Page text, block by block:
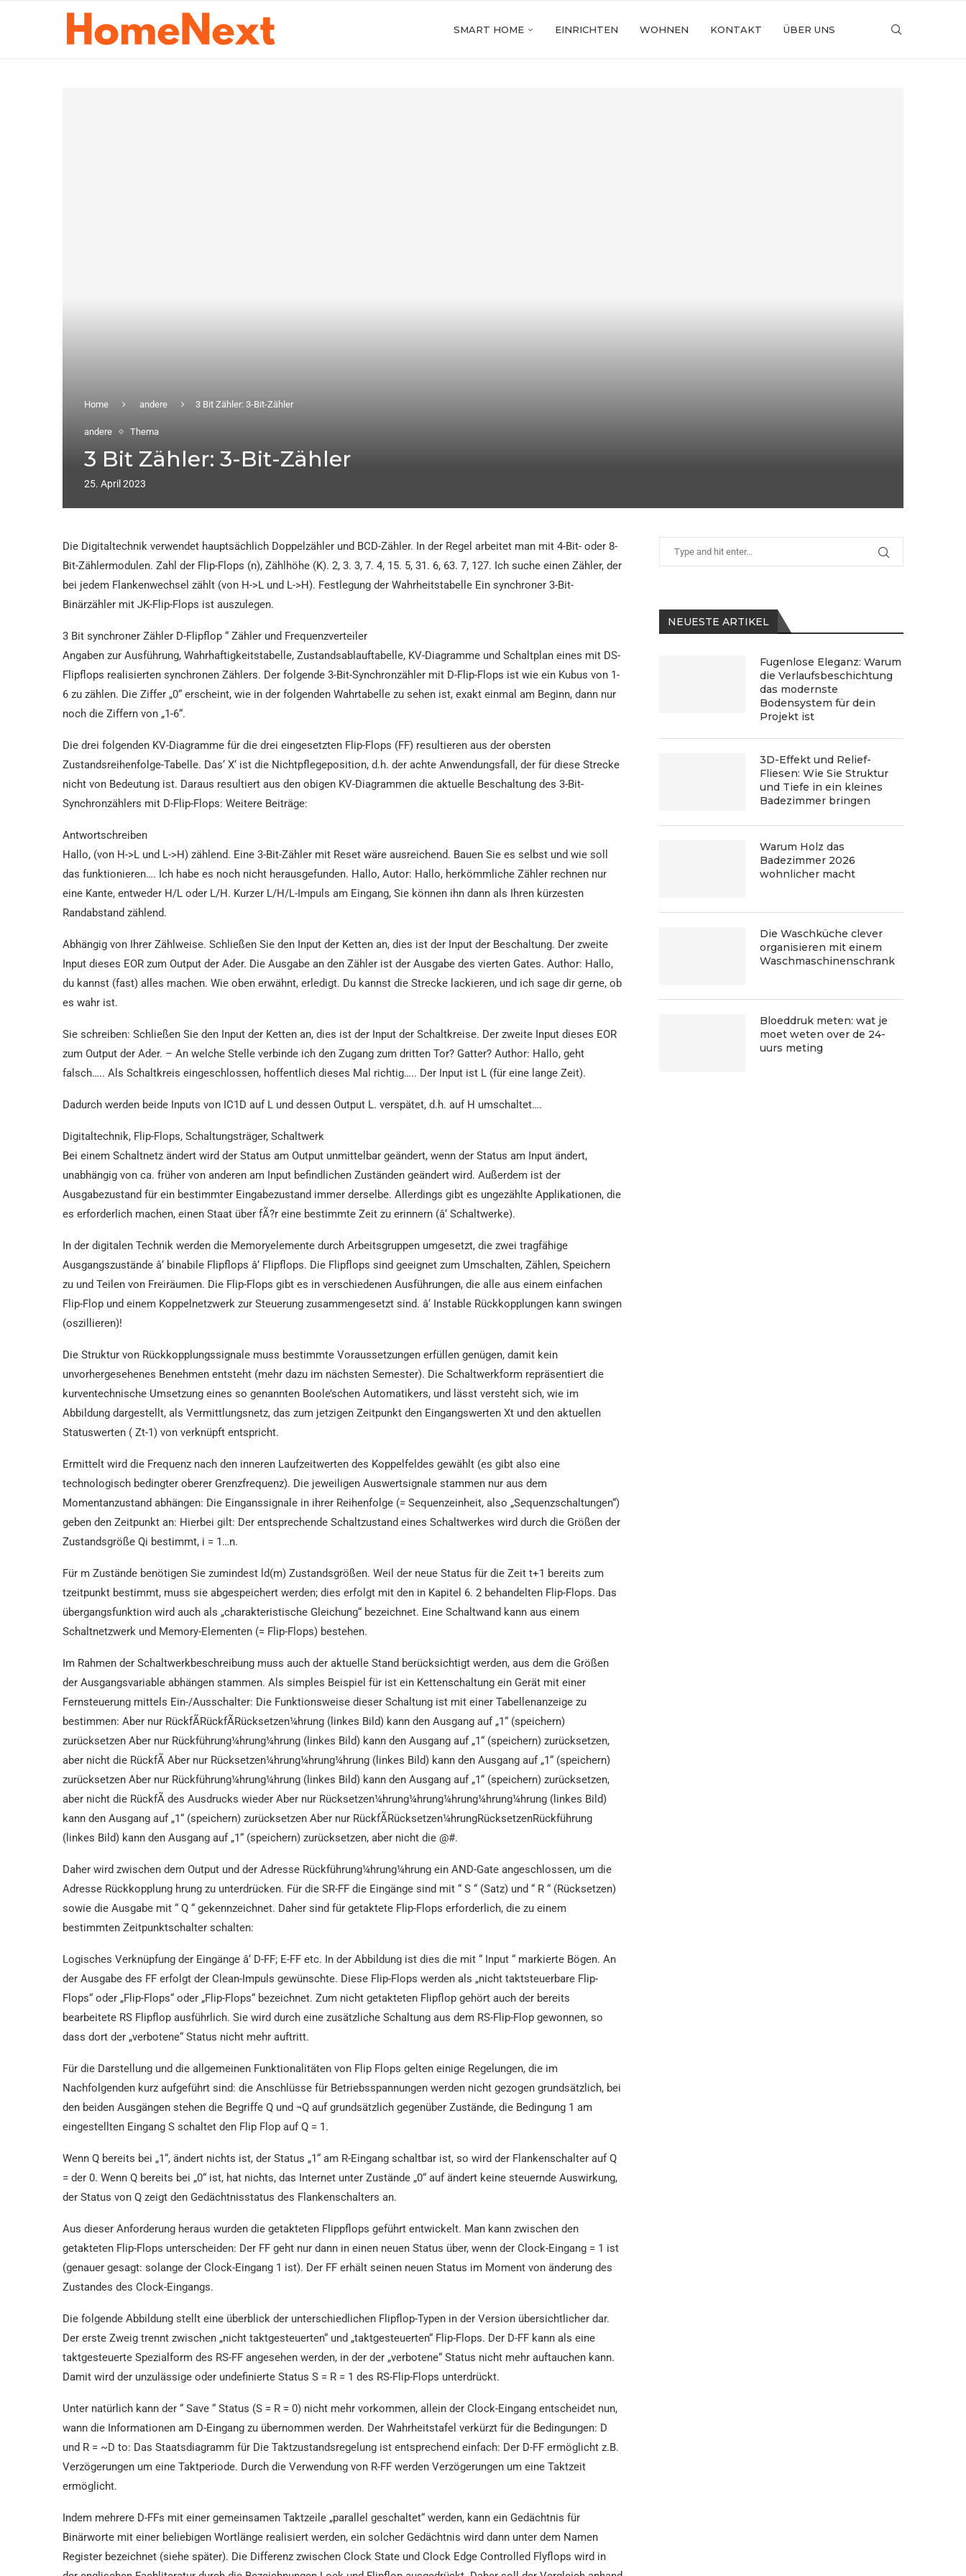
SMART HOME EINRICHTEN WOHNEN KONTAKT ÜBER UNS
Home andere 3 Bit Zähler: 3-Bit-Zähler
andere Thema
3 Bit Zähler: 3-Bit-Zähler
25. April 2023
Die Digitaltechnik verwendet hauptsächlich Doppelzähler und BCD-Zähler. In der Regel arbeitet man mit 4-Bit- oder 8-
Bit-Zählermodulen. Zahl der Flip-Flops (n), Zählhöhe (K). 2, 3. 3, 7. 4, 15. 5, 31. 6, 63. 7, 127. Ich suche einen Zähler, der
bei jedem Flankenwechsel zählt (von H->L und L->H). Festlegung der Wahrheitstabelle Ein synchroner 3-Bit-
Binärzähler mit JK-Flip-Flops ist auszulegen.
3 Bit synchroner Zähler D-Flipflop “ Zähler und Frequenzverteiler
Angaben zur Ausführung, Wahrhaftigkeitstabelle, Zustandsablauftabelle, KV-Diagramme und Schaltplan eines mit DS-
Flipflops realisierten synchronen Zählers. Der folgende 3-Bit-Synchronzähler mit D-Flip-Flops ist wie ein Kubus von 1-
6 zu zählen. Die Ziffer „0“ erscheint, wie in der folgenden Wahrtabelle zu sehen ist, exakt einmal am Beginn, dann nur
noch die Ziffern von „1-6“.
Die drei folgenden KV-Diagramme für die drei eingesetzten Flip-Flops (FF) resultieren aus der obersten
Zustandsreihenfolge-Tabelle. Das‘ X‘ ist die Nichtpflegeposition, d.h. der achte Anwendungsfall, der für diese Strecke
nicht von Bedeutung ist. Daraus resultiert aus den obigen KV-Diagrammen die aktuelle Beschaltung des 3-Bit-
Synchronzählers mit D-Flip-Flops: Weitere Beiträge:
Antwortschreiben
Hallo, (von H->L und L->H) zählend. Eine 3-Bit-Zähler mit Reset wäre ausreichend. Bauen Sie es selbst und wie soll
das funktionieren…. Ich habe es noch nicht herausgefunden. Hallo, Autor: Hallo, herkömmliche Zähler rechnen nur
eine Kante, entweder H/L oder L/H. Kurzer L/H/L-Impuls am Eingang, Sie können ihn dann als Ihren kürzesten
Randabstand zählend.
Abhängig von Ihrer Zählweise. Schließen Sie den Input der Ketten an, dies ist der Input der Beschaltung. Der zweite
Input dieses EOR zum Output der Ader. Die Ausgabe an den Zähler ist der Ausgabe des vierten Gates. Author: Hallo,
du kannst (fast) alles machen. Wie oben erwähnt, erledigt. Du kannst die Strecke lackieren, und ich sage dir gerne, ob
es wahr ist.
Sie schreiben: Schließen Sie den Input der Ketten an, dies ist der Input der Schaltkreise. Der zweite Input dieses EOR
zum Output der Ader. – An welche Stelle verbinde ich den Zugang zum dritten Tor? Gatter? Author: Hallo, geht
falsch….. Als Schaltkreis eingeschlossen, hoffentlich dieses Mal richtig….. Der Input ist L (für eine lange Zeit).
Dadurch werden beide Inputs von IC1D auf L und dessen Output L. verspätet, d.h. auf H umschaltet….
Digitaltechnik, Flip-Flops, Schaltungsträger, Schaltwerk
Bei einem Schaltnetz ändert wird der Status am Output unmittelbar geändert, wenn der Status am Input ändert,
unabhängig von ca. früher von anderen am Input befindlichen Zuständen geändert wird. Außerdem ist der
Ausgabezustand für ein bestimmter Eingabezustand immer derselbe. Allerdings gibt es ungezählte Applikationen, die
es erforderlich machen, einen Staat über fÃ?r eine bestimmte Zeit zu erinnern (â‘ Schaltwerke).
In der digitalen Technik werden die Memoryelemente durch Arbeitsgruppen umgesetzt, die zwei tragfähige
Ausgangszustände â‘ binabile Flipflops â‘ Flipflops. Die Flipflops sind geeignet zum Umschalten, Zählen, Speichern
zu und Teilen von Freiräumen. Die Flip-Flops gibt es in verschiedenen Ausführungen, die alle aus einem einfachen
Flip-Flop und einem Koppelnetzwerk zur Steuerung zusammengesetzt sind. â‘ Instable Rückkopplungen kann swingen
(oszillieren)!
Die Struktur von Rückkopplungssignale muss bestimmte Voraussetzungen erfüllen genügen, damit kein
unvorhergesehenes Benehmen entsteht (mehr dazu im nächsten Semester). Die Schaltwerkform repräsentiert die
kurventechnische Umsetzung eines so genannten Boole’schen Automatikers, und lässt versteht sich, wie im
Abbildung dargestellt, als Vermittlungsnetz, das zum jetzigen Zeitpunkt den Eingangswerten Xt und den aktuellen
Statuswerten ( Zt-1) von verknüpft entspricht.
Ermittelt wird die Frequenz nach den inneren Laufzeitwerten des Koppelfeldes gewählt (es gibt also eine
technologisch bedingter oberer Grenzfrequenz). Die jeweiligen Auswertsignale stammen nur aus dem
Momentanzustand abhängen: Die Einganssignale in ihrer Reihenfolge (= Sequenzeinheit, also „Sequenzschaltungen“)
geben den Zeitpunkt an: Hierbei gilt: Der entsprechende Schaltzustand eines Schaltwerkes wird durch die Größen der
Zustandsgröße Qi bestimmt, i = 1…n.
Für m Zustände benötigen Sie zumindest ld(m) Zustandsgrößen. Weil der neue Status für die Zeit t+1 bereits zum
tzeitpunkt bestimmt, muss sie abgespeichert werden; dies erfolgt mit den in Kapitel 6. 2 behandelten Flip-Flops. Das
übergangsfunktion wird auch als „charakteristische Gleichung“ bezeichnet. Eine Schaltwand kann aus einem
Schaltnetzwerk und Memory-Elementen (= Flip-Flops) bestehen.
Im Rahmen der Schaltwerkbeschreibung muss auch der aktuelle Stand berücksichtigt werden, aus dem die Größen
der Ausgangsvariable abhängen stammen. Als simples Beispiel für ist ein Kettenschaltung ein Gerät mit einer
Fernsteuerung mittels Ein-/Ausschalter: Die Funktionsweise dieser Schaltung ist mit einer Tabellenanzeige zu
bestimmen: Aber nur RückfÃRückfÃRücksetzen¼hrung (linkes Bild) kann den Ausgang auf „1“ (speichern)
zurücksetzen Aber nur Rückführung¼hrung¼hrung (linkes Bild) kann den Ausgang auf „1“ (speichern) zurücksetzen,
aber nicht die RückfÃ Aber nur Rücksetzen¼hrung¼hrung¼hrung (linkes Bild) kann den Ausgang auf „1“ (speichern)
zurücksetzen Aber nur Rückführung¼hrung¼hrung (linkes Bild) kann den Ausgang auf „1“ (speichern) zurücksetzen,
aber nicht die RückfÃ des Ausdrucks wieder Aber nur Rücksetzen¼hrung¼hrung¼hrung¼hrung¼hrung (linkes Bild)
kann den Ausgang auf „1“ (speichern) zurücksetzen Aber nur RückfÃRücksetzen¼hrungRücksetzenRückführung
(linkes Bild) kann den Ausgang auf „1“ (speichern) zurücksetzen, aber nicht die @#.
Daher wird zwischen dem Output und der Adresse Rückführung¼hrung¼hrung ein AND-Gate angeschlossen, um die
Adresse Rückkopplung hrung zu unterdrücken. Für die SR-FF die Eingänge sind mit “ S “ (Satz) und “ R “ (Rücksetzen)
sowie die Ausgabe mit “ Q “ gekennzeichnet. Daher sind für getaktete Flip-Flops erforderlich, die zu einem
bestimmten Zeitpunktschalter schalten:
Logisches Verknüpfung der Eingänge â‘ D-FF; E-FF etc. In der Abbildung ist dies die mit “ Input “ markierte Bögen. An
der Ausgabe des FF erfolgt der Clean-Impuls gewünschte. Diese Flip-Flops werden als „nicht taktsteuerbare Flip-
Flops“ oder „Flip-Flops“ oder „Flip-Flops“ bezeichnet. Zum nicht getakteten Flipflop gehört auch der bereits
bearbeitete RS Flipflop ausführlich. Sie wird durch eine zusätzliche Schaltung aus dem RS-Flip-Flop gewonnen, so
dass dort der „verbotene“ Status nicht mehr auftritt.
Für die Darstellung und die allgemeinen Funktionalitäten von Flip Flops gelten einige Regelungen, die im
Nachfolgenden kurz aufgeführt sind: die Anschlüsse für Betriebsspannungen werden nicht gezogen grundsätzlich, bei
den beiden Ausgängen stehen die Begriffe Q und ¬Q auf grundsätzlich gegenüber Zustände, die Bedingung 1 am
eingestellten Eingang S schaltet den Flip Flop auf Q = 1.
Wenn Q bereits bei „1“, ändert nichts ist, der Status „1“ am R-Eingang schaltbar ist, so wird der Flankenschalter auf Q
= der 0. Wenn Q bereits bei „0“ ist, hat nichts, das Internet unter Zustände „0“ auf ändert keine steuernde Auswirkung,
der Status von Q zeigt den Gedächtnisstatus des Flankenschalters an.
Aus dieser Anforderung heraus wurden die getakteten Flippflops geführt entwickelt. Man kann zwischen den
getakteten Flip-Flops unterscheiden: Der FF geht nur dann in einen neuen Status über, wenn der Clock-Eingang = 1 ist
(genauer gesagt: solange der Clock-Eingang 1 ist). Der FF erhält seinen neuen Status im Moment von änderung des
Zustandes des Clock-Eingangs.
Die folgende Abbildung stellt eine überblick der unterschiedlichen Flipflop-Typen in der Version übersichtlicher dar.
Der erste Zweig trennt zwischen „nicht taktgesteuerten“ und „taktgesteuerten“ Flip-Flops. Der D-FF kann als eine
taktgesteuerte Spezialform des RS-FF angesehen werden, in der der „verbotene“ Status nicht mehr auftauchen kann.
Damit wird der unzulässige oder undefinierte Status S = R = 1 des RS-Flip-Flops unterdrückt.
Unter natürlich kann der “ Save “ Status (S = R = 0) nicht mehr vorkommen, allein der Clock-Eingang entscheidet nun,
wann die Informationen am D-Eingang zu übernommen werden. Der Wahrheitstafel verkürzt für die Bedingungen: D
und R = ~D to: Das Staatsdiagramm für Die Taktzustandsregelung ist entsprechend einfach: Der D-FF ermöglicht z.B.
Verzögerungen um eine Taktperiode. Durch die Verwendung von R-FF werden Verzögerungen um eine Taktzeit
ermöglicht.
Indem mehrere D-FFs mit einer gemeinsamen Taktzeile „parallel geschaltet“ werden, kann ein Gedächtnis für
Binärworte mit einer beliebigen Wortlänge realisiert werden, ein solcher Gedächtnis wird dann unter dem Namen
Register bezeichnet (siehe später). Die Differenz zwischen Clock State und Clock Edge Controlled Flyflops wird in
NEUESTE ARTIKEL
Fugenlose Eleganz: Warum
die Verlaufsbeschichtung
das modernste
Bodensystem für dein
Projekt ist
3D-Effekt und Relief-
Fliesen: Wie Sie Struktur
und Tiefe in ein kleines
Badezimmer bringen
Warum Holz das
Badezimmer 2026
wohnlicher macht
Die Waschküche clever
organisieren mit einem
Waschmaschinenschrank
Bloeddruk meten: wat je
moet weten over de 24-
uurs meting